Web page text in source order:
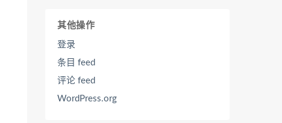
其他操作
登录
条目 feed
评论 feed
WordPress.org